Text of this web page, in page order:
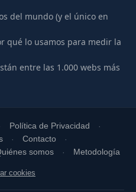
del mundo (y el único en
qué lo usamos para medir la
entre las 1.000 webs más
Política de Privacidad
Contacto
somos Metodología
cookies